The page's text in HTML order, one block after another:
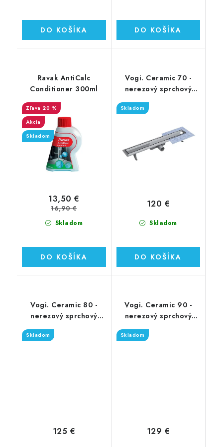
DO KOŠÍKA DO KOŠÍKA
Ravak AntiCalc
Conditioner 300ml
20 %
Akcia
Skladom
Skladom
13,50 €
16,90 €
DO KOŠÍKA
Vogi. Ceramic 70 -
nerezový sprchový
Skladom
Skladom
120 €
DO KOŠÍKA
Vogi. Ceramic 80 -
nerezový sprchový
žľab 80 cm (RD80set)
Skladom
125 €
Vogi. Ceramic 90 -
nerezový sprchový
žľab 90 cm (RD90set)
Skladom
129 €